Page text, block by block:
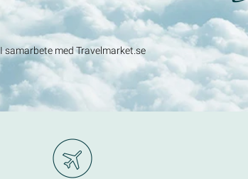
I samarbete med Travelmarket.se